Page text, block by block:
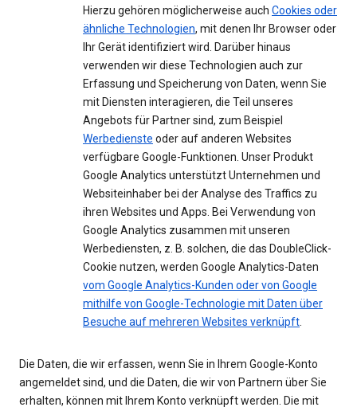
Hierzu gehören möglicherweise auch Cookies oder
ähnliche Technologien, mit denen Ihr Browser oder
Ihr Gerät identifiziert wird. Darüber hinaus
verwenden wir diese Technologien auch zur
Erfassung und Speicherung von Daten, wenn Sie
mit Diensten interagieren, die Teil unseres
Angebots für Partner sind, zum Beispiel
Werbedienste oder auf anderen Websites
verfügbare Google-Funktionen. Unser Produkt
Google Analytics unterstützt Unternehmen und
Websiteinhaber bei der Analyse des Traffics zu
ihren Websites und Apps. Bei Verwendung von
Google Analytics zusammen mit unseren
Werbediensten, z. B. solchen, die das DoubleClick-
Cookie nutzen, werden Google Analytics-Daten
vom Google Analytics-Kunden oder von Google
mithilfe von Google-Technologie mit Daten über
Besuche auf mehreren Websites verknüpft.
Die Daten, die wir erfassen, wenn Sie in Ihrem Google-Konto
angemeldet sind, und die Daten, die wir von Partnern über Sie
erhalten, können mit Ihrem Konto verknüpft werden. Die mit